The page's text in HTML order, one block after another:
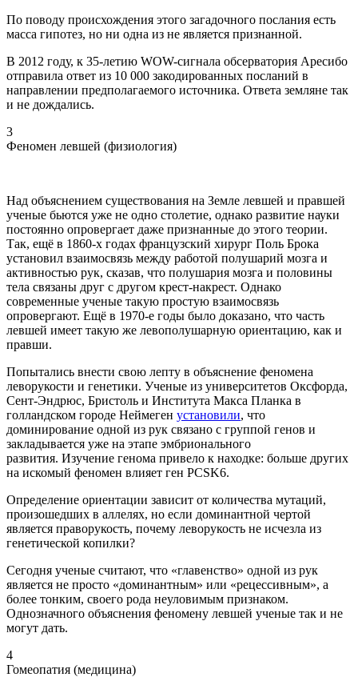
По поводу происхождения этого загадочного послания есть
масса гипотез, но ни одна из не является признанной.
В 2012 году, к 35-летию WOW-сигнала обсерватория Аресибо
отправила ответ из 10 000 закодированных посланий в
направлении предполагаемого источника. Ответа земляне так
и не дождались.
3
Феномен левшей (физиология)
Над объяснением существования на Земле левшей и правшей
ученые бьются уже не одно столетие, однако развитие науки
постоянно опровергает даже признанные до этого теории.
Так, ещё в 1860-х годах французский хирург Поль Брока
установил взаимосвязь между работой полушарий мозга и
активностью рук, сказав, что полушария мозга и половины
тела связаны друг с другом крест-накрест. Однако
современные ученые такую простую взаимосвязь
опровергают. Ещё в 1970-е годы было доказано, что часть
левшей имеет такую же левополушарную ориентацию, как и
правши.
Попытались внести свою лепту в объяснение феномена
леворукости и генетики. Ученые из университетов Оксфорда,
Сент-Эндрюс, Бристоль и Института Макса Планка в
голландском городе Неймеген установили, что
доминирование одной из рук связано с группой генов и
закладывается уже на этапе эмбрионального
развития. Изучение генома привело к находке: больше других
на искомый феномен влияет ген PCSK6.
Определение ориентации зависит от количества мутаций,
произошедших в аллелях, но если доминантной чертой
является праворукость, почему леворукость не исчезла из
генетической копилки?
Сегодня ученые считают, что «главенство» одной из рук
является не просто «доминантным» или «рецессивным», а
более тонким, своего рода неуловимым признаком.
Однозначного объяснения феномену левшей ученые так и не
могут дать.
4
Гомеопатия (медицина)